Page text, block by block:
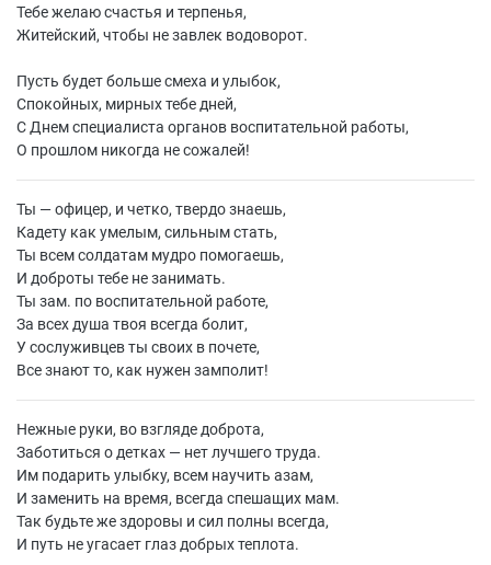
Тебе желаю счастья и терпенья,
Житейский, чтобы не завлек водоворот.
Пусть будет больше смеха и улыбок,
Спокойных, мирных тебе дней,
С Днем специалиста органов воспитательной работы,
О прошлом никогда не сожалей!
Ты — офицер, и четко, твердо знаешь,
Кадету как умелым, сильным стать,
Ты всем солдатам мудро помогаешь,
И доброты тебе не занимать.
Ты зам. по воспитательной работе,
За всех душа твоя всегда болит,
У сослуживцев ты своих в почете,
Все знают то, как нужен замполит!
Нежные руки, во взгляде доброта,
Заботиться о детках — нет лучшего труда.
Им подарить улыбку, всем научить азам,
И заменить на время, всегда спешащих мам.
Так будьте же здоровы и сил полны всегда,
И путь не угасает глаз добрых теплота.